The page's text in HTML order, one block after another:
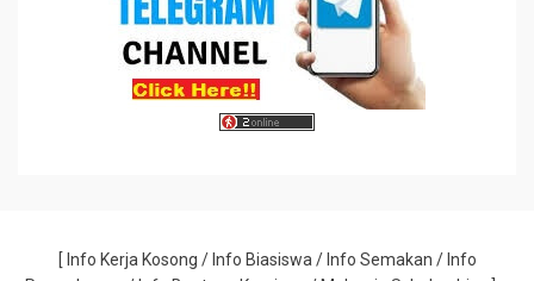
[ Info Kerja Kosong / Info Biasiswa / Info Semakan / Info